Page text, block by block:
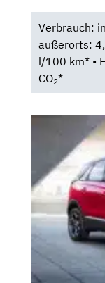
Verbrauch:
außerorts:
l/100 km* •
CO2*